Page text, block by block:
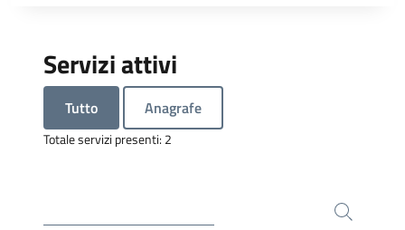
Servizi attivi
Tutto Anagrafe
Totale servizi presenti: 2